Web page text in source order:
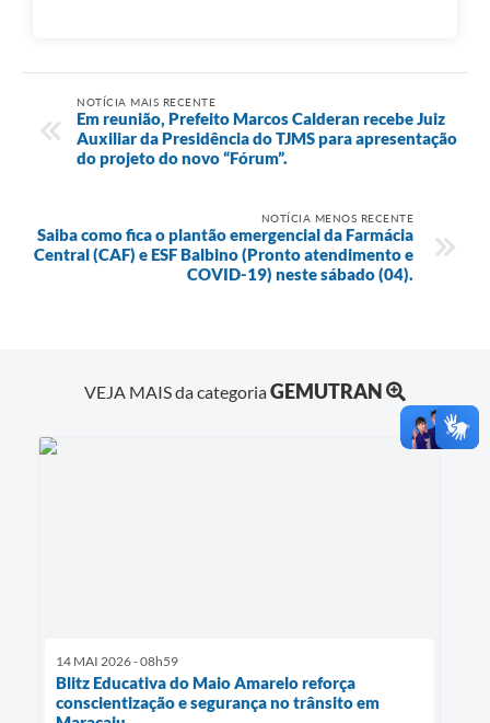
NOTÍCIA MAIS RECENTE
Em reunião, Prefeito Marcos Calderan recebe Juiz
Auxiliar da Presidência do TJMS para apresentação
do projeto do novo “Fórum”.
NOTÍCIA MENOS RECENTE
Saiba como fica o plantão emergencial da Farmácia
Central (CAF) e ESF Balbino (Pronto atendimento e
COVID-19) neste sábado (04).
VEJA MAIS da categoriaGEMUTRAN
14 MAI 2026 - 08h59
Blitz Educativa do Maio Amarelo reforça
conscientização e segurança no trânsito em